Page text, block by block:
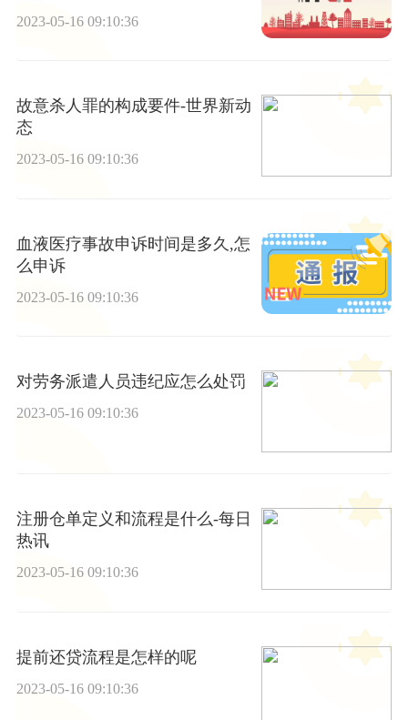
2023-05-16 09:10:36
故意杀人罪的构成要件-世界新动
态
2023-05-16 09:10:36
血液医疗事故申诉时间是多久,怎
么申诉
2023-05-16 09:10:36
对劳务派遣人员违纪应怎么处罚
2023-05-16 09:10:36
注册仓单定义和流程是什么-每日
热讯
2023-05-16 09:10:36
提前还贷流程是怎样的呢
2023-05-16 09:10:36